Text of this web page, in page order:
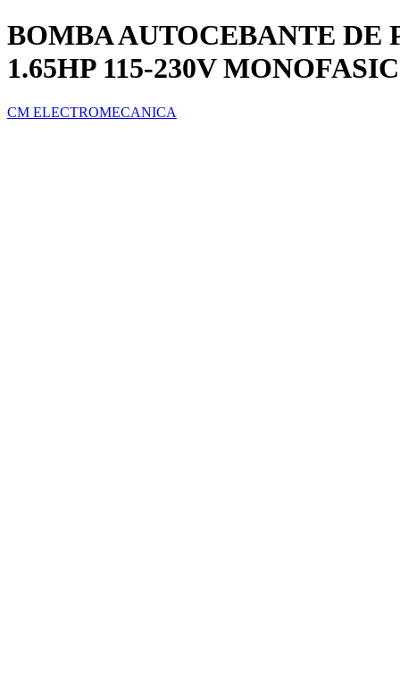
BOMBA AUTOCEBANTE
1.65HP 115-230V
CM ELECTROMECANICA